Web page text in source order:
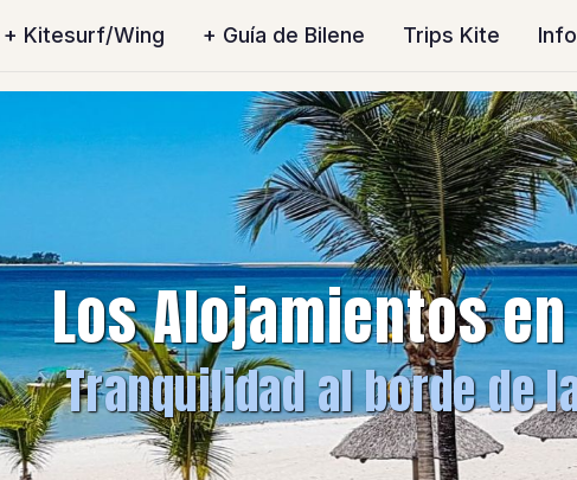
+ Kitesurf/Wing + Guía de Bilene Trips Kite
Los Alojamientos
Tranquilidad al borde de